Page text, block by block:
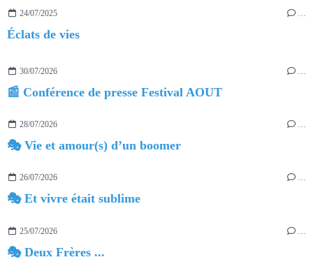
24/07/2025 …
Éclats de vies
30/07/2026
📰 Conférence de presse Festival AOUT
28/07/2026 …
🎭 Vie et amour(s) d’un boomer
26/07/2026 …
🎭 Et vivre était sublime
25/07/2026
🎭 Deux Frères ...